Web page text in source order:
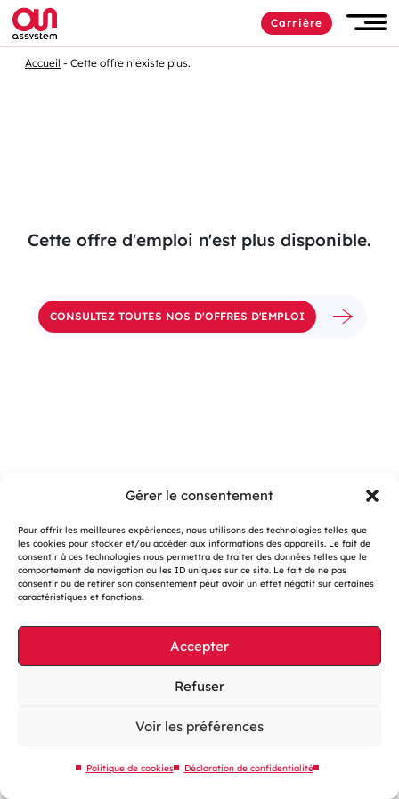
Gérer le consentement
Pour offrir les meilleures expériences, nous utilisons des technologies telles que
les cookies pour stocker et/ou accéder aux informations des appareils. Le fait de
consentir à ces technologies nous permettra de traiter des données telles que le
comportement de navigation ou les ID uniques sur ce site. Le fait de ne pas
consentir ou de retirer son consentement peut avoir un effet négatif sur certaines
caractéristiques et fonctions.
Accepter
Refuser
Voir les préférences
Politique de cookies Déclaration de confidentialité
Passer
au
contenu
Carrière
Accueil Cette offre n’existe plus.
Cette offre d'emploi n'est plus disponible.
CONSULTEZ TOUTES NOS D'OFFRES D'EMPLOI
Gestion des cookies
Accessibilité : partiellement conforme
Site web éco-conçu
Plan du site